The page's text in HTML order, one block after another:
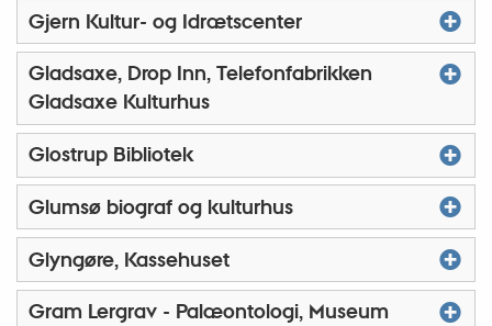
Gjern Kultur- og Idrætscenter
Gladsaxe, Drop Inn, Telefonfabrikken
Gladsaxe Kulturhus
Glostrup Bibliotek
Glumsø biograf og kulturhus
Glyngøre, Kassehuset
Gram Lergrav - Palæontologi, Museum